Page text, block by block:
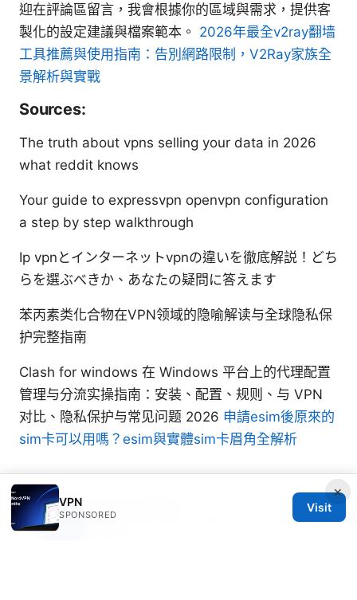
迎在評論區留言，我會根據你的區域與需求，提供客
製化的設定建議與檔案範本。 2026年最全v2ray翻墙
工具推薦與使用指南：告別網路限制，V2Ray家族全
景解析與實戰
Sources:
The truth about vpns selling your data in 2026
what reddit knows
Your guide to expressvpn openvpn configuration
a step by step walkthrough
Ip vpnとインターネットvpnの違いを徹底解説！どち
らを選ぶべきか、あなたの疑問に答えます
苯丙素类化合物在VPN领域的隐喻解读与全球隐私保
护完整指南
Clash for windows 在 Windows 平台上的代理配置
管理与分流实操指南：安装、配置、规则、与 VPN
对比、隐私保护与常见问题 2026 申請esim後原來的
sim卡可以用嗎？esim與實體sim卡眉角全解析
Casper writes about mobile privacy and threat
×
VPN
SPONSORED
Visit